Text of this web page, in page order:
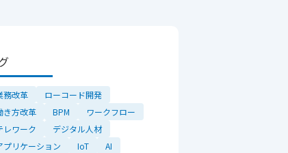
務改革
ローコード開発
き方改革
BPM
ワークフロー
レワーク
デジタル人材
プリケーション
IoT
AI